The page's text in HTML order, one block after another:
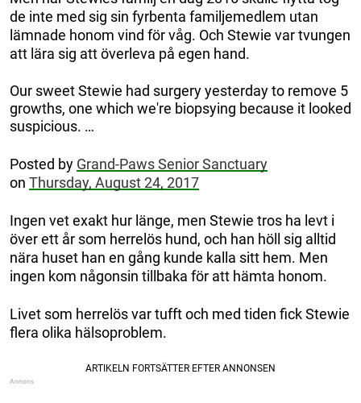
de inte med sig sin fyrbenta familjemedlem utan
lämnade honom vind för våg. Och Stewie var tvungen
att lära sig att överleva på egen hand.
Our sweet Stewie had surgery yesterday to remove 5
growths, one which we're biopsying because it looked
suspicious. …
Posted by Grand-Paws Senior Sanctuary
on Thursday, August 24, 2017
Ingen vet exakt hur länge, men Stewie tros ha levt i
över ett år som herrelös hund, och han höll sig alltid
nära huset han en gång kunde kalla sitt hem. Men
ingen kom någonsin tillbaka för att hämta honom.
Livet som herrelös var tufft och med tiden fick Stewie
flera olika hälsoproblem.